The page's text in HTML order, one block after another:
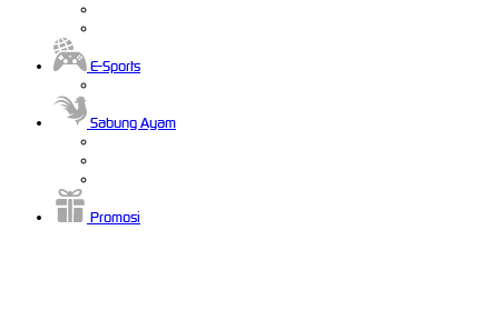
E-Sports
Sabung Ayam
Promosi